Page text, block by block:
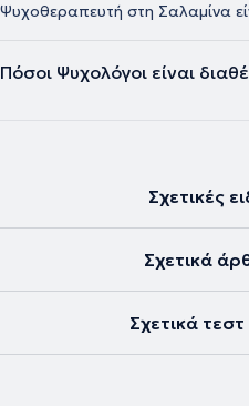
Ψυχοθεραπευτή στη Σαλαμίνα
Πόσοι Ψυχολόγοι είναι
Σχετικές
Σχετικά
Σχετικά